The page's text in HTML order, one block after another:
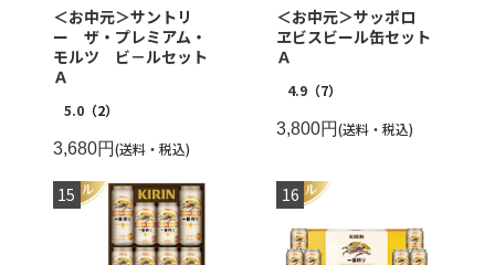
＜お中元＞サントリ
ー ザ・プレミアム・
モルツ ビ－ルセット
Ａ
5.0（2）
3,680円(送料・税込)
＜お中元＞サッポロ
ヱビスビール缶セット
Ａ
4.9 （7）
3,800円(送料・税込)